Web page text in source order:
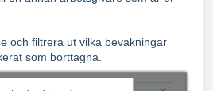
och filtrera ut vilka bevakningar
som borttagna.